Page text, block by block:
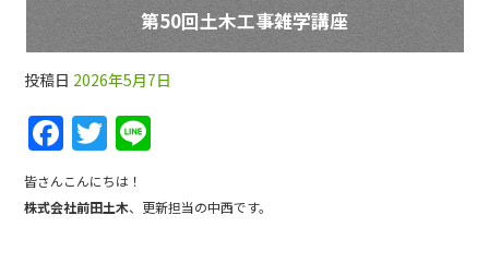
第50回土木工事雑学講座
投稿日 2026年5月7日
F
a
c
T
w
itt e
皆さんこんにちは！
株式会社前田土木、更新担当の中西です。